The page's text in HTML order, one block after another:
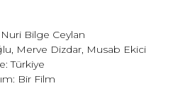
Bilge Ceylan
Merve Dizdar, Musab Ekici
Türkiye
Bir Film